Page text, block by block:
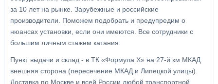
за 10 лет на рынке. Зарубежные и российские
производители. Поможем подобрать и предупредим о
нюансах установки, если они имеются. Все сотрудники с
большим личным стажем катания.
Пункт выдачи и склад - в ТК «Формула X» на 27-й км МКАД
внешняя сторона (пересечение МКАД и Липецкой улицы).
Доставка по Москве и всей России любой транспортной